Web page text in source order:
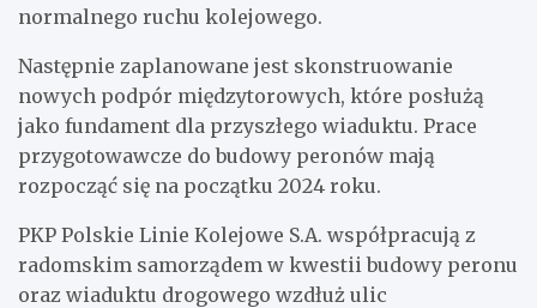
normalnego ruchu kolejowego.
Następnie zaplanowane jest skonstruowanie
nowych podpór międzytorowych, które posłużą
jako fundament dla przyszłego wiaduktu. Prace
przygotowawcze do budowy peronów mają
rozpocząć się na początku 2024 roku.
PKP Polskie Linie Kolejowe S.A. współpracują z
radomskim samorządem w kwestii budowy peronu
oraz wiaduktu drogowego wzdłuż ulic